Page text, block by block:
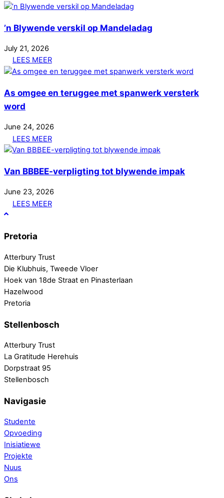
’n Blywende verskil op Mandeladag
July 21, 2026
LEES MEER
As omgee en teruggee met spanwerk versterk
word
June 24, 2026
LEES MEER
Van BBBEE-verpligting tot blywende impak
June 23, 2026
LEES MEER
Pretoria
Atterbury Trust
Die Klubhuis, Tweede Vloer
Hoek van 18de Straat en Pinasterlaan
Hazelwood
Pretoria
Stellenbosch
Atterbury Trust
La Gratitude Herehuis
Dorpstraat 95
Stellenbosch
Navigasie
Studente
Opvoeding
Inisiatiewe
Projekte
Nuus
Ons